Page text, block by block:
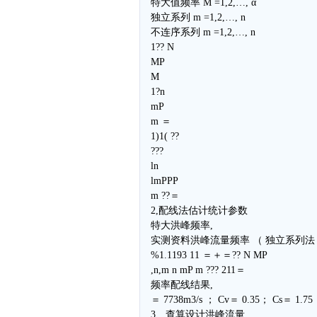
特大值频率 M =1,2,…, α
独立系列 m =1,2,…, n
不连序系列 m =1,2,…, n
1?? N
MP
M
1?n
mP
m ＝
1)1( ??
???
ln
lmPPP
m ??＝
2,配线法估计统计参数
特大洪峰频率,
实测资料洪峰流量频率 （ 独立系列法
%1.1193 11 ＝＋＝?? N MP
,n,m n mP m ??? 211＝
频率配线结果,
＝ 7738m3/s ； Cv＝ 0.35； Cs＝ 1.75
3、查算设计洪峰流量